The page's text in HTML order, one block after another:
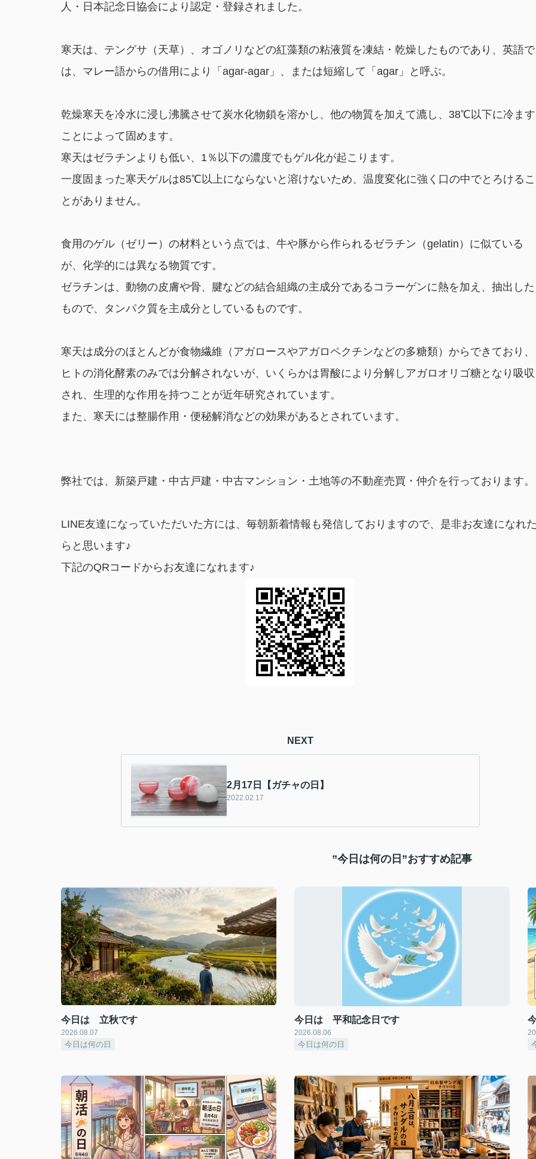
人・日本記念日協会により認定・登録されました。
寒天は、テングサ（天草）、オゴノリなどの紅藻類の粘液質を凍結・乾燥したものであり、英語で
は、マレー語からの借用により「agar-agar」、または短縮して「agar」と呼ぶ。
乾燥寒天を冷水に浸し沸騰させて炭水化物鎖を溶かし、他の物質を加えて漉し、38℃以下に冷ます
ことによって固めます。
寒天はゼラチンよりも低い、1％以下の濃度でもゲル化が起こります。
一度固まった寒天ゲルは85℃以上にならないと溶けないため、温度変化に強く口の中でとろけるこ
とがありません。
食用のゲル（ゼリー）の材料という点では、牛や豚から作られるゼラチン（gelatin）に似ている
が、化学的には異なる物質です。
ゼラチンは、動物の皮膚や骨、腱などの結合組織の主成分であるコラーゲンに熱を加え、抽出した
もので、タンパク質を主成分としているものです。
寒天は成分のほとんどが食物繊維（アガロースやアガロペクチンなどの多糖類）からできており、
ヒトの消化酵素のみでは分解されないが、いくらかは胃酸により分解しアガロオリゴ糖となり吸収
され、生理的な作用を持つことが近年研究されています。
また、寒天には整腸作用・便秘解消などの効果があるとされています。
弊社では、新築戸建・中古戸建・中古マンション・土地等の不動産売買・仲介を行っております。
LINE友達になっていただいた方には、毎朝新着情報も発信しておりますので、是非お友達になれ
らと思います♪
下記のQRコードからお友達になれます♪
NEXT
2月17日【ガチャの日】
2022.02.17
”今日は何の日”おすすめ記事
今日は 立秋です
2026.08.07
今日は何の日
今日は 平和記念日です
2026.08.06
今日は何の日